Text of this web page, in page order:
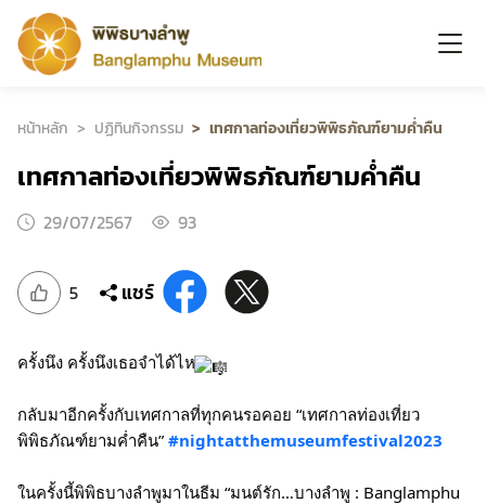
หน้าหลัก ปฏิทินกิจกรรม เทศกาลท่องเที่ยวพิพิธภัณฑ์ยามค่ำคืน
เทศกาลท่องเที่ยวพิพิธภัณฑ์ยามค่ำคืน
29/07/2567 93
5 แชร์
ครั้งนึง ครั้งนึงเธอจำได้ไหม
กลับมาอีกครั้งกับเทศกาลที่ทุกคนรอคอย “เทศกาลท่องเที่ยว
พิพิธภัณฑ์ยามค่ำคืน” #nightatthemuseumfestival2023
ในครั้งนี้พิพิธบางลำพูมาในธีม “มนต์รัก…บางลำพู : Banglamphu